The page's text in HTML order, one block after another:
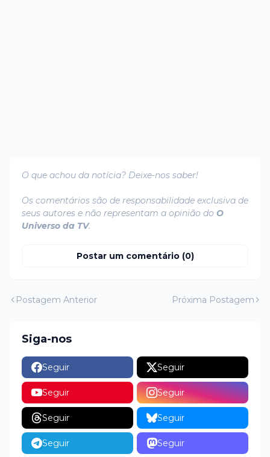
O que achou da notícia? Deixe-nos saber!
Os comentários são de responsabilidade exclusiva de
seus autores e não representam a opinião do O
Universo da TV.
Postar um comentário (0)
Postagem Anterior Próxima Postagem
Siga-nos
Seguir Seguir
Seguir Seguir
Seguir Seguir
Seguir Seguir